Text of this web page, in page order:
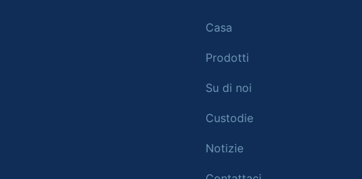
Casa
Prodotti
Su di noi
Custodie
Notizie